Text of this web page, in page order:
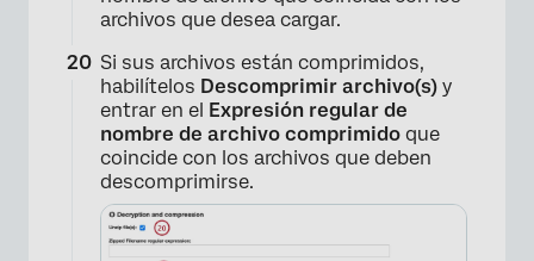
archivos que desea cargar.
Si sus archivos están comprimidos,
habilítelos Descomprimir archivo(s) y
entrar en el Expresión regular de
nombre de archivo comprimido que
coincide con los archivos que deben
descomprimirse.